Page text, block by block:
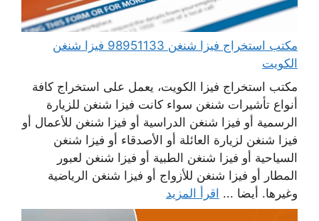
مكتب استخراج فيزا شنغن 98951133 فيزا شنغن
الكويت
مكتب استخراج فيزا الكويت، يعمل على استخراج كافة
أنواع تأشيرات شنغن سواء كانت فيزا شنغن للزيارة
الرسمية أو فيزا شنغن الدراسية أو فيزا شنغن للأعمال أو
فيزا شنغن لزيارة العائلة أو الأصدقاء أو فيزا شنغن
السياحية أو فيزا شنغن الطبية أو فيزا شنغن لعبور
المطار أو فيزا شنغن للأزواج أو فيزا شنغن الرياضية
وغيرها. أيضا ... اقرأ المزيد